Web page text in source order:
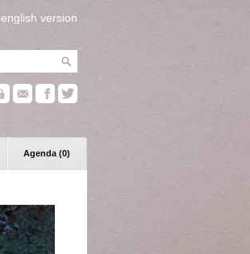
english version
Agenda (0)